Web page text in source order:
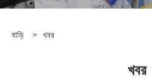
বাড়ি > খবর
খবর